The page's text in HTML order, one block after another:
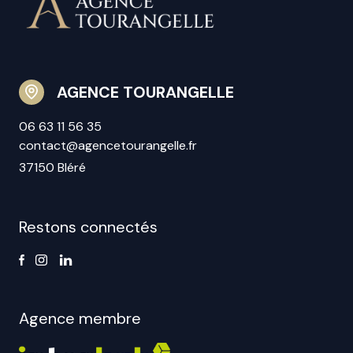
AGENCE TOURANGELLE
06 63 11 56 35
contact@agencetourangelle.fr
37150 Bléré
Restons connectés
Agence membre